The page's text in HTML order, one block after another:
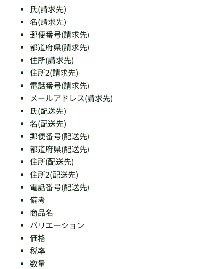
氏(請求先)
名(請求先)
郵便番号(請求先)
都道府県(請求先)
住所(請求先)
住所2(請求先)
電話番号(請求先)
メールアドレス(請求先)
氏(配送先)
名(配送先)
郵便番号(配送先)
都道府県(配送先)
住所(配送先)
住所2(配送先)
電話番号(配送先)
備考
商品名
バリエーション
価格
税率
数量